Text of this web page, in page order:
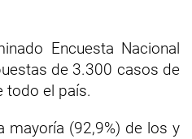
Encuesta Nacional
de 3.300 casos de
todo el país.
mayoría (92,9%) de los y